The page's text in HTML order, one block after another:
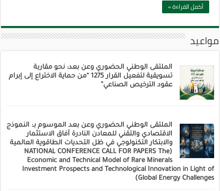
أكمل القراءة »
مواعيد
الملتقى الوطني الحضوري وعن بعد: نحو مقاربة
تسويقية لتفعيل القرار 1275 “من حماية الاختراع إلى إبرام
عقود الترخيص الصناعي”
الملتقى الوطني الحضوري وعن بعد الموسوم بـ: النموذج
الاقتصادي والتقني للمعادن النادرة آفاق الاستثمار
والابتكار التكنولوجي في ظل التحديات الطاقوية العالمية
(NATIONAL CONFERENCE CALL FOR PAPERS The
Economic and Technical Model of Rare Minerals
Investment Prospects and Technological Innovation in Light of
Global Energy Challenges)